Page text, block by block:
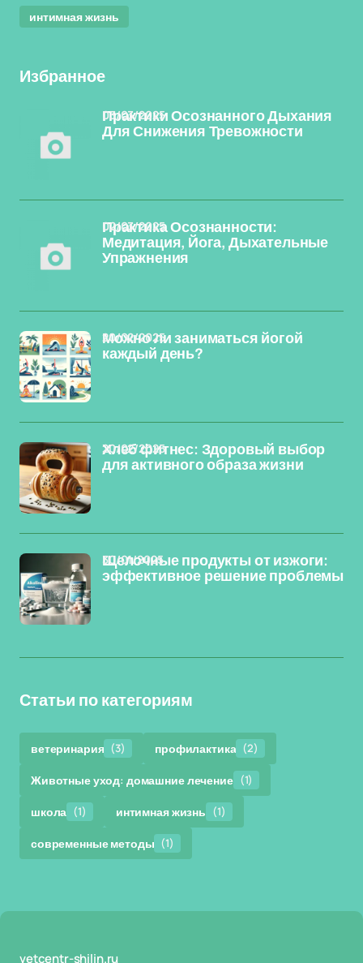
интимная жизнь
Избранное
Практики Осознанного Дыхания
Для Снижения Тревожности
03/03/2025
Практика Осознанности:
Медитация, Йога, Дыхательные
Упражнения
02/03/2025
Можно ли заниматься йогой
каждый день?
20/02/2025
Хлеб фитнес: Здоровый выбор
для активного образа жизни
20/02/2025
Щелочные продукты от изжоги:
эффективное решение проблемы
30/01/2025
Статьи по категориям
ветеринария (3) профилактика (2)
Животные уход: домашние лечение (1)
школа (1) интимная жизнь (1)
современные методы (1)
vetcentr-shilin.ru